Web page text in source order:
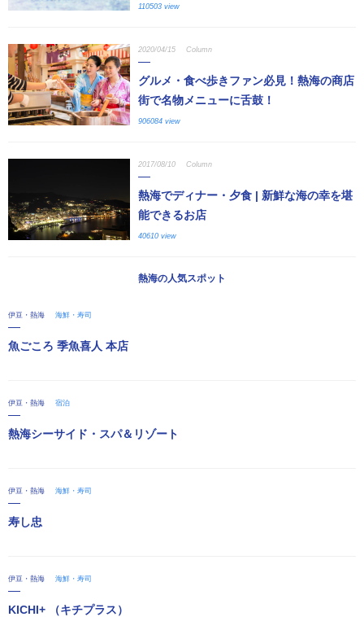
110503 view
2020/04/15 Column
グルメ・食べ歩きファン必見！熱海の商店
街で名物メニューに舌鼓！
906084 view
2017/08/10 Column
熱海でディナー・夕食 | 新鮮な海の幸を堪
能できるお店
40610 view
熱海の人気スポット
伊豆・熱海 海鮮・寿司
魚ごころ 季魚喜人 本店
伊豆・熱海 宿泊
熱海シーサイド・スパ＆リゾート
伊豆・熱海 海鮮・寿司
寿し忠
伊豆・熱海 海鮮・寿司
KICHI+ （キチプラス）